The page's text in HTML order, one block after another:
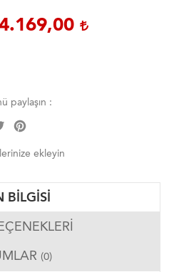
paylaşın :
Twitter
ekleyin
BILGISI
(0)